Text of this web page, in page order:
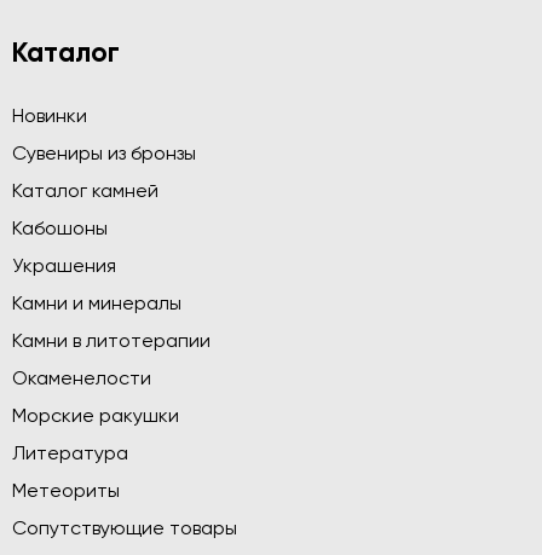
Каталог
Новинки
Сувениры из бронзы
Каталог камней
Кабошоны
Украшения
Камни и минералы
Камни в литотерапии
Окаменелости
Морские ракушки
Литература
Метеориты
Сопутствующие товары